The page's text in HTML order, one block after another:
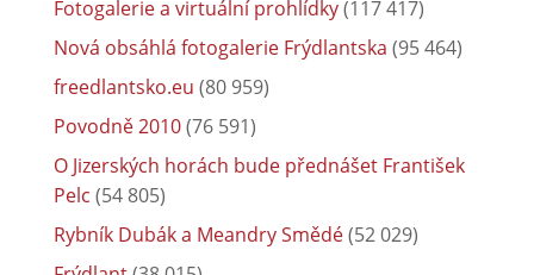
Fotogalerie a virtuální prohlídky(117 417)
Nová obsáhlá fotogalerie Frýdlantska (95 464)
freedlantsko.eu (80 959)
Povodně 2010(76 591)
O Jizerských horách bude přednášet František
Pelc (54 805)
Rybník Dubák a Meandry Smědé(52 029)